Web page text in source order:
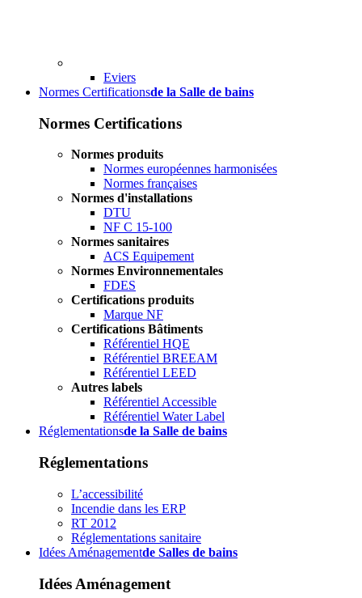
Eviers
Normes Certificationsde la Salle de bains
Normes Certifications
Normes produits
Normes européennes harmonisées
Normes françaises
Normes d'installations
DTU
NF C 15-100
Normes sanitaires
ACS Equipement
Normes Environnementales
FDES
Certifications produits
Marque NF
Certifications Bâtiments
Référentiel HQE
Référentiel BREEAM
Référentiel LEED
Autres labels
Référentiel Accessible
Référentiel Water Label
Réglementationsde la Salle de bains
Réglementations
L’accessibilité
Incendie dans les ERP
RT 2012
Réglementations sanitaire
Idées Aménagementde Salles de bains
Idées Aménagement